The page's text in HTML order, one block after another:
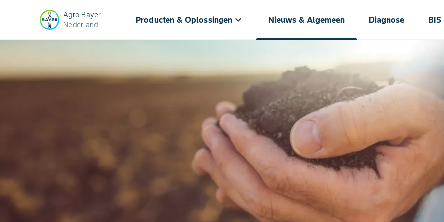
Agro Bayer
Nederland
Producten & Oplossingen keyboard_arrow_down Nieuws & Algemeen Diagnose BIS